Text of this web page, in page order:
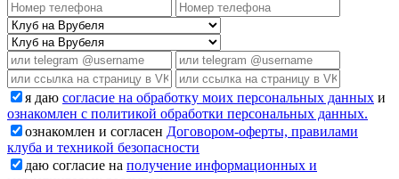
я даю согласие на обработку моих персональных данных и
ознакомлен с политикой обработки персональных данных.
ознакомлен и согласен Договором-оферты, правилами
клуба и техникой безопасности
даю согласие на получение информационных и